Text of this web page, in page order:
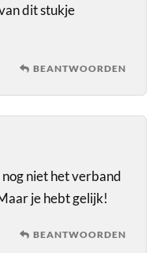
dit stukje
BEANTWOORDEN
niet het verband
je hebt gelijk!
BEANTWOORDEN